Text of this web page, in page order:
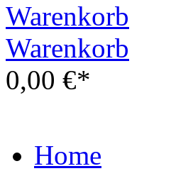
Warenkorb
Warenkorb
0,00 €*
Home